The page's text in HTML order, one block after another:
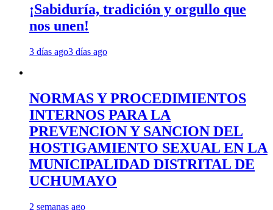
¡Sabiduría, tradición y orgullo que
nos unen!
3 días ago3 días ago
NORMAS Y PROCEDIMIENTOS
INTERNOS PARA LA
PREVENCION Y SANCION DEL
HOSTIGAMIENTO SEXUAL EN LA
MUNICIPALIDAD DISTRITAL DE
UCHUMAYO
2 semanas ago